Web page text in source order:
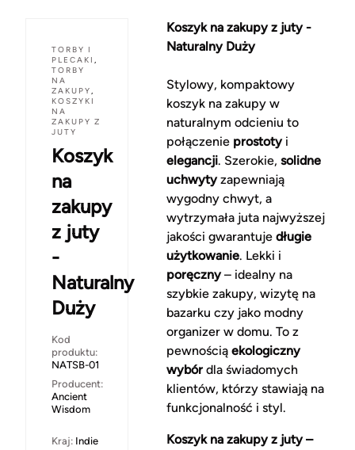
TORBY I
PLECAKI ,
TORBY
NA
ZAKUPY,
KOSZYKI
NA
ZAKUPY Z
JUTY
Koszyk
na
zakupy
z juty
-
Naturalny
Duży
Kod
produktu:
NATSB-01
Producent:
Ancient
Wisdom
Kraj: Indie
Koszyk na zakupy z juty -
Naturalny Duży
Stylowy, kompaktowy
koszyk na zakupy w
naturalnym odcieniu to
połączenie prostotyi
elegancji. Szerokie, solidne
uchwytyzapewniają
wygodny chwyt, a
wytrzymała juta najwyższej
jakości gwarantuje długie
użytkowanie. Lekki i
poręczny– idealny na
szybkie zakupy, wizytę na
bazarku czy jako modny
organizer w domu. To z
pewnością ekologiczny
wybórdla świadomych
klientów, którzy stawiają na
funkcjonalność i styl.
Koszyk na zakupy z juty –